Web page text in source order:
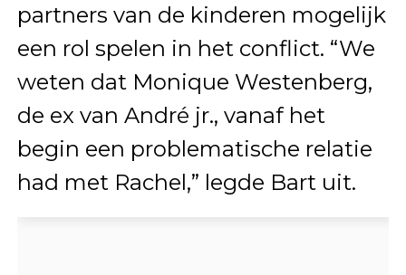
partners van de kinderen mogelijk
een rol spelen in het conflict. “We
weten dat Monique Westenberg,
de ex van André jr., vanaf het
begin een problematische relatie
had met Rachel,” legde Bart uit.